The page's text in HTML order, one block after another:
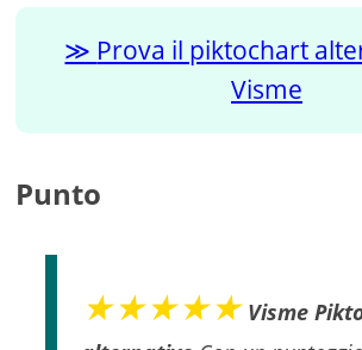
Prova il piktochart
Visme
Punto
★★★★★ Visme